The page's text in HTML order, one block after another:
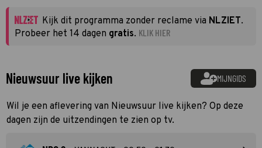
Kijk dit programma zonder reclame via NLZIET.
Probeer het 14 dagen gratis. KLIK HIER
Nieuwsuur live kijken MIJNGIDS
Wil je een aflevering van Nieuwsuur live kijken? Op deze
dagen zijn de uitzendingen te zien op tv.